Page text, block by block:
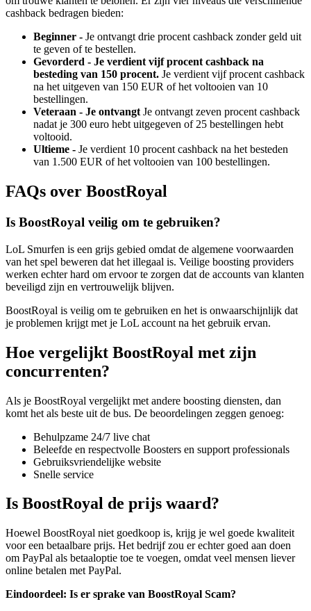
cashback bedragen bieden:
Beginner - Je ontvangt drie procent cashback zonder geld uit
te geven of te bestellen.
Gevorderd - Je verdient vijf procent cashback na
besteding van 150 procent. Je verdient vijf procent cashback
na het uitgeven van 150 EUR of het voltooien van 10
bestellingen.
Veteraan - Je ontvangt Je ontvangt zeven procent cashback
nadat je 300 euro hebt uitgegeven of 25 bestellingen hebt
voltooid.
Ultieme - Je verdient 10 procent cashback na het besteden
van 1.500 EUR of het voltooien van 100 bestellingen.
FAQs over BoostRoyal
Is BoostRoyal veilig om te gebruiken?
LoL Smurfen is een grijs gebied omdat de algemene voorwaarden
van het spel beweren dat het illegaal is. Veilige boosting providers
werken echter hard om ervoor te zorgen dat de accounts van klanten
beveiligd zijn en vertrouwelijk blijven.
BoostRoyal is veilig om te gebruiken en het is onwaarschijnlijk dat
je problemen krijgt met je LoL account na het gebruik ervan.
Hoe vergelijkt BoostRoyal met zijn
concurrenten?
Als je BoostRoyal vergelijkt met andere boosting diensten, dan
komt het als beste uit de bus. De beoordelingen zeggen genoeg:
Behulpzame 24/7 live chat
Beleefde en respectvolle Boosters en support professionals
Gebruiksvriendelijke website
Snelle service
Is BoostRoyal de prijs waard?
Hoewel BoostRoyal niet goedkoop is, krijg je wel goede kwaliteit
voor een betaalbare prijs. Het bedrijf zou er echter goed aan doen
om PayPal als betaaloptie toe te voegen, omdat veel mensen liever
online betalen met PayPal.
Eindoordeel: Is er sprake van BoostRoyal Scam?